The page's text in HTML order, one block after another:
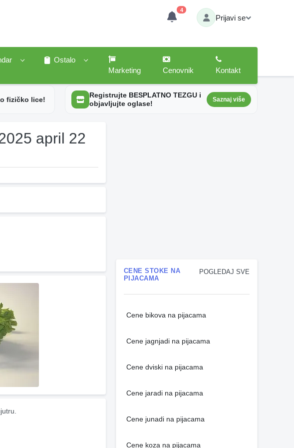
4
Prijavi se
Ostalo
Marketing
Cenovnik Kontakt
fizičko lice!
Registrujte BESPLATNO TEZGU i
objavljujte oglase!
Saznaj više
april 22
POGLEDAJ SVE
CENE STOKE NA
PIJACAMA
Cene bikova na pijacama
Cene jagnjadi na pijacama
Cene dviski na pijacama
Cene jaradi na pijacama
Cene junadi na pijacama
Cene koza na pijacama